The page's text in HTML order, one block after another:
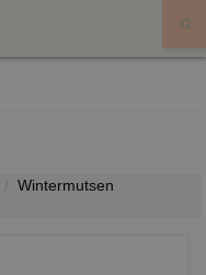
Wintermutsen